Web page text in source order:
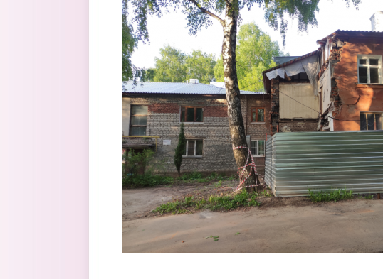
Перейти к основному содержанию